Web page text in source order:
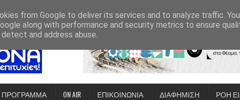
ΠΡΟΓΡΑΜΜΑ ON AIR ΕΠΙΚΟΙΝΩΝΙΑ ΔΙΑΦΗΜΙΣΗ ΡΟΗ
from Google to deliver its services and to analyze traffic.
along with performance and security metrics to ensure
and address abuse.